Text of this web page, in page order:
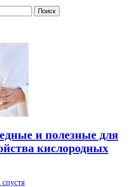
и полезные для
кислородных
спустя